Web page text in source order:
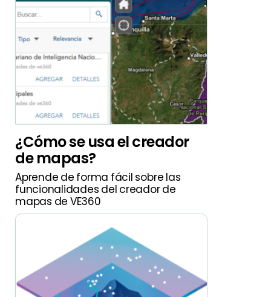
¿Cómo se usa el creador
de mapas?
Aprende de forma fácil sobre las
funcionalidades del creador de
mapas de VE360